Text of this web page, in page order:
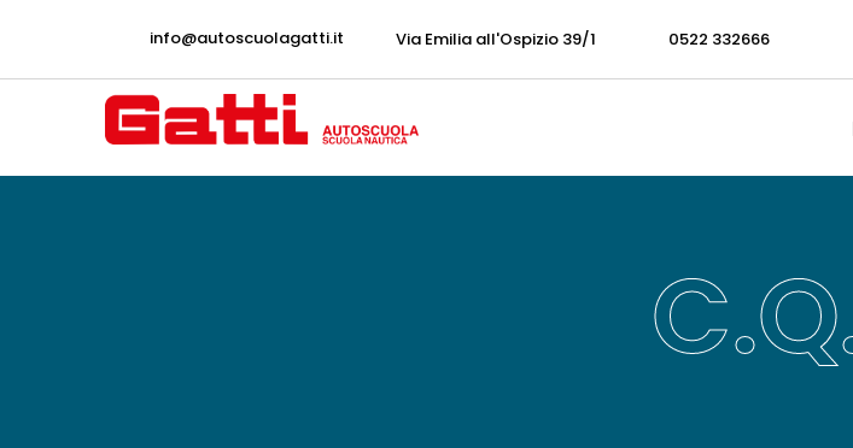
info@autoscuolagatti.it Via Emilia all'Ospizio 39/1 0522 332666